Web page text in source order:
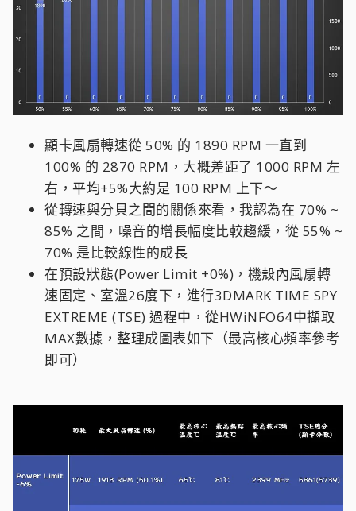
顯卡風扇轉速從 50% 的 1890 RPM 一直到
100% 的 2870 RPM，大概差距了 1000 RPM 左
右，平均+5%大約是 100 RPM 上下～
從轉速與分貝之間的關係來看，我認為在 70% ~
85% 之間，噪音的增長幅度比較趨緩，從 55% ~
70% 是比較線性的成長
在預設狀態(Power Limit +0%)，機殼內風扇轉
速固定、室溫26度下，進行3DMARK TIME SPY
EXTREME (TSE) 過程中，從HWiNFO64中擷取
MAX數據，整理成圖表如下（最高核心頻率參考
即可）